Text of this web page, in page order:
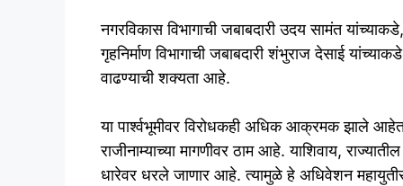
नगरविकास विभागाची जबाबदारी उदय सामंत
गृहनिर्माण विभागाची जबाबदारी शंभुराज देसाई
वाढण्याची शक्यता आहे.
या पार्श्वभूमीवर विरोधकही अधिक आक्रमक झाले
राजीनाम्याच्या मागणीवर ठाम आहे. याशिवाय,
धारेवर धरले जाणार आहे. त्यामुळे हे अधिवेशन